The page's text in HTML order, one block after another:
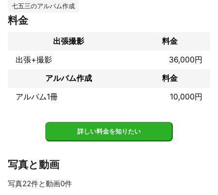
ージをお伝え下さい
・バストアップ・顔・全身、印刷するか、web使用かお伝え下さ
い。撮り分けたり、文字入れスペースを作ったりします
技術も大事ですが、横着な人、約束を守らない人、自分を誇大す
る、そんな事が無いように心がけております。
写真に限らず、人との付き合いの中でも
あの人の笑顔に惚れた・・・！と言う事が多くありませんか？
あなたの笑顔が好きだから、あの人の笑顔にやられちゃった
よ・・・等
当方では写真で愛と、感動、幸せを与えるをコンセプトに撮影し
ております。
そんな写真を心がけて一生懸命撮影させて頂いていますので、私
だけいつも汗だくです…笑
七五三のアルバム作成
料金
出張撮影
料金
出張+撮影
36,000円
アルバム作成
料金
アルバム1冊
10,000円
詳しい料金を知りたい
写真と動画
写真22件と動画0件